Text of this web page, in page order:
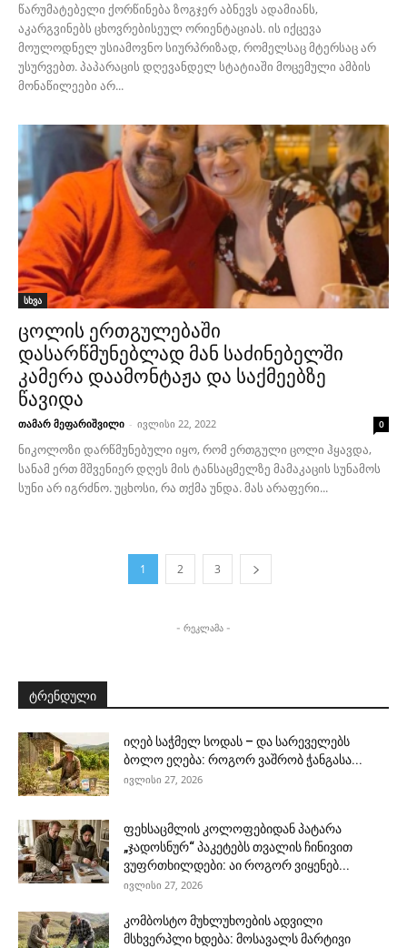
წარუმატებელი ქორწინება ზოგჯერ აბნევს ადამიანს,
აკარგვინებს ცხოვრებისეულ ორიენტაციას. ის იქცევა
მოულოდნელ უსიამოვნო სიურპრიზად, რომელსაც მტერსაც არ
უსურვებთ. პაპარაცის დღევანდელ სტატიაში მოცემული ამბის
მონაწილეები არ...
სხვა
ცოლის ერთგულებაში
დასარწმუნებლად მან საძინებელში
კამერა დაამონტაჟა და საქმეებზე
წავიდა
თამარ მეფარიშვილი - ივლისი 22, 2022 0
ნიკოლოზი დარწმუნებული იყო, რომ ერთგული ცოლი ჰყავდა,
სანამ ერთ მშვენიერ დღეს მის ტანსაცმელზე მამაკაცის სუნამოს
სუნი არ იგრძნო. უცხოსი, რა თქმა უნდა. მას არაფერი...
1 2 3
- რეკლამა -
ტრენდული
იღებ საჭმელ სოდას – და სარეველებს
ბოლო ეღება: როგორ ვაშრობ ჭანგასა...
ივლისი 27, 2026
ფეხსაცმლის კოლოფებიდან პატარა
„ჯადოსნურ“ პაკეტებს თვალის ჩინივით
ვუფრთხილდები: აი როგორ ვიყენებ...
ივლისი 27, 2026
კომბოსტო მუხლუხოების ადვილი
მსხვერპლი ხდება: მოსავალს მარტივი